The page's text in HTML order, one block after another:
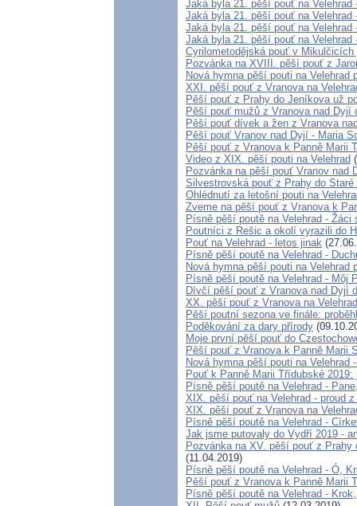
Jaká byla 21. pěší pouť na Velehrad
Jaká byla 21. pěší pouť na Velehrad
Jaká byla 21. pěší pouť na Velehrad
Jaká byla 21. pěší pouť na Velehrad
Cyrilometodějská pouť v Mikulčicích
Pozvánka na XVIII. pěší pouť z
Nová hymna pěší pouti na Velehrad
XXI. pěší pouť z Vranova na
Pěší pouť z Prahy do Jeníkova už
Pěší pouť mužů z Vranova nad Dyjí
Pěší pouť dívek a žen z Vranova
Pěší pouť Vranov nad Dyjí - Maria
Pěší pouť z Vranova k Panně Marii
Video z XIX. pěší pouti na Velehrad
Pozvánka na pěší pouť Vranov nad
Silvestrovská pouť z Prahy do
Ohlédnutí za letošní pouti na
Zveme na pěší pouť z Vranova k
Písně pěší poutě na Velehrad -
Poutníci z Rešic a okolí vyrazili do
Pouť na Velehrad - letos jinak
Písně pěší poutě na Velehrad -
Nová hymna pěší pouti na Velehrad
Písně pěší poutě na Velehrad - Môj
Dívčí pěší pouť z Vranova nad Dyjí
XX. pěší pouť z Vranova na
Pěší poutní sezona ve finále:
Poděkování za dary přírody
Moje první pěší pouť do
Pěší pouť z Vranova k Panně Marii
Nová hymna pěší pouti na Velehrad
Pouť k Panně Marii Třídubské
Písně pěší poutě na Velehrad -
XIX. pěší pouť na Velehrad - proud
XIX. pěší pouť z Vranova na
Písně pěší poutě na Velehrad -
Jak jsme putovaly do Vydří 2019 -
Pozvánka na XV. pěší pouť z
(11.04.2019)
Písně pěší poutě na Velehrad - Ó,
Pěší pouť z Vranova k Panně Marii
Písně pěší poutě na Velehrad -